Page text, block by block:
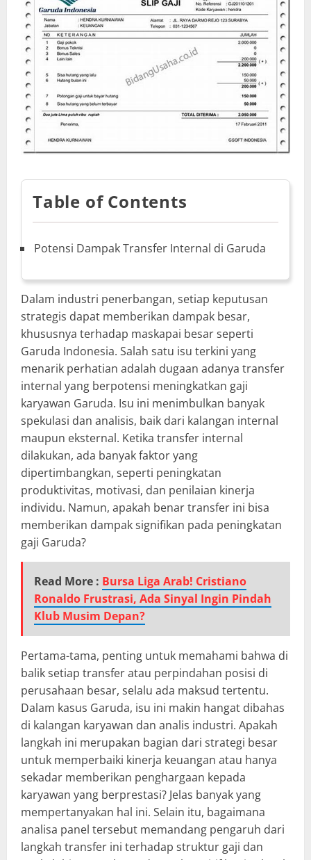
Table of Contents
Potensi Dampak Transfer Internal di Garuda
Dalam industri penerbangan, setiap keputusan
strategis dapat memberikan dampak besar,
khususnya terhadap maskapai besar seperti
Garuda Indonesia. Salah satu isu terkini yang
menarik perhatian adalah dugaan adanya transfer
internal yang berpotensi meningkatkan gaji
karyawan Garuda. Isu ini menimbulkan banyak
spekulasi dan analisis, baik dari kalangan internal
maupun eksternal. Ketika transfer internal
dilakukan, ada banyak faktor yang
dipertimbangkan, seperti peningkatan
produktivitas, motivasi, dan penilaian kinerja
individu. Namun, apakah benar transfer ini bisa
memberikan dampak signifikan pada peningkatan
gaji Garuda?
Read More : Bursa Liga Arab! Cristiano
Ronaldo Frustrasi, Ada Sinyal Ingin Pindah
Klub Musim Depan?
Pertama-tama, penting untuk memahami bahwa di
balik setiap transfer atau perpindahan posisi di
perusahaan besar, selalu ada maksud tertentu.
Dalam kasus Garuda, isu ini makin hangat dibahas
di kalangan karyawan dan analis industri. Apakah
langkah ini merupakan bagian dari strategi besar
untuk memperbaiki kinerja keuangan atau hanya
sekadar memberikan penghargaan kepada
karyawan yang berprestasi? Jelas banyak yang
mempertanyakan hal ini. Selain itu, bagaimana
analisa panel tersebut memandang pengaruh dari
langkah transfer ini terhadap struktur gaji dan